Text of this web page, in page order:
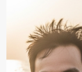
ngồi lặng lẽ nhớ về
chìm đắm trong
thiết đã đến bên,
ngày giỗ đầu tiên
mãi.Buổi sáng